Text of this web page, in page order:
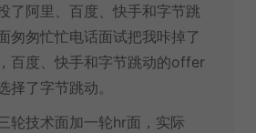
了阿里、百度、快手和字节跳
匆匆忙忙电话面试把我咔掉了
百度、快手和字节跳动的offer
择了字节跳动。
轮技术面加一轮hr面，实际